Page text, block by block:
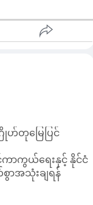
ြန်လည်တုံ့ပြန် တိုက်ခို
ဖက်စလုံး
တယ်။
ဟ်တုမြေပြင်
ကွယ်ရေးနှင့် နိုင်ငံ
ာအသုံးချရန်